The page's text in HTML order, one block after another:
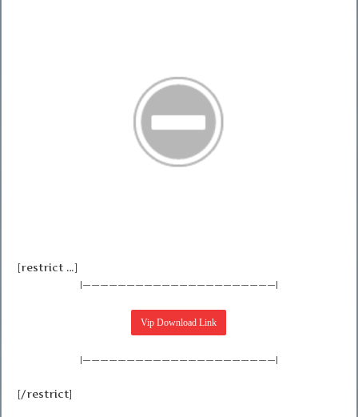
[restrict …]
|——————————————————————|
|——————————————————————|
[/restrict]